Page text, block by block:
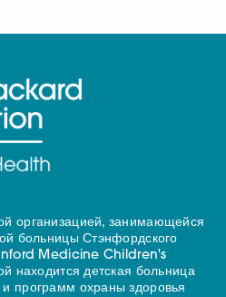
организацией, занимающейся
больницы Стэнфордского
Medicine Children's
находится детская больница
программ охраны здоровья